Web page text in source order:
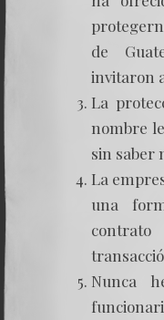
de
invitaron
La
nombre
sin saber
La
una
Nunca